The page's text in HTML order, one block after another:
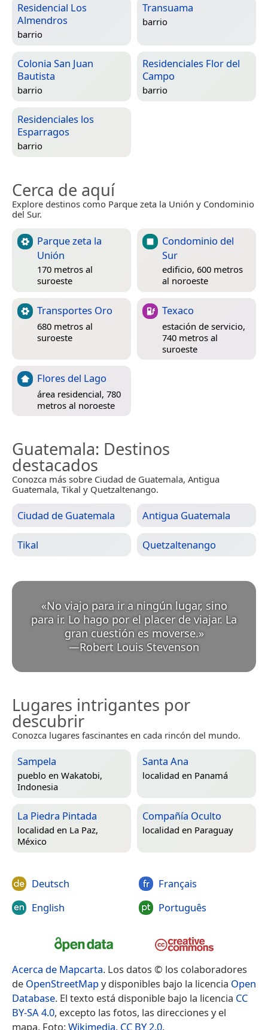
Residencial Los
Almendros
barrio
Transuama
barrio
Colonia San Juan
Bautista
barrio
Residenciales Flor del
Campo
barrio
Residenciales los
Esparragos
barrio
Cerca de aquí
Explore destinos como Parque zeta la Unión y Condominio
del Sur.
Parque zeta la
Unión
170 metros al
suroeste
Condominio del
Sur
edificio, 600 metros
al noroeste
Transportes Oro
680 metros al
suroeste
Texaco
estación de servicio,
740 metros al
suroeste
Flores del Lago
área residencial, 780
metros al noroeste
Guatemala: Destinos
destacados
Conozca más sobre Ciudad de Guatemala, Antigua
Guatemala, Tikal y Quetzaltenango.
Ciudad de Guatemala Antigua Guatemala
Tikal Quetzaltenango
«No viajo para ir a ningún lugar, sino
para ir. Lo hago por el placer de viajar. La
gran cuestión es moverse. »
—Robert Louis Stevenson
Lugares intrigantes por
descubrir
Conozca lugares fascinantes en cada rincón del mundo.
Sampela
pueblo en Wakatobi,
Indonesia
Santa Ana
localidad en Panamá
La Piedra Pintada
localidad en La Paz,
México
Compañía Oculto
localidad en Paraguay
Deutsch
English
Français
Português
Acerca de Mapcarta. Los datos © los colaboradores
de OpenStreetMapy disponibles bajo la licencia Open
Database. El texto está disponible bajo la licencia CC
BY-SA 4.0, excepto las fotos, las direcciones y el
mapa. Foto:Wikimedia, CC BY 2.0.